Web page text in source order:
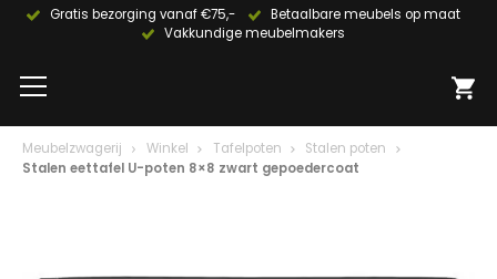
Gratis bezorging vanaf €75,-
Betaalbare meubels op maat
Vakkundige meubelmakers
Meubelzwagerij Winkel Tafelpoten
Stalen poten
Stalen eettafel U-poten 8×8 zwart gepoedercoat